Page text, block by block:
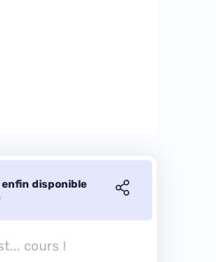
enfin disponible
cours !